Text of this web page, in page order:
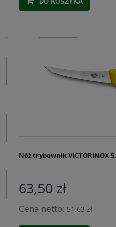
Nóż trybownik VICTORINOX
63,50 zł
Cena netto: 51,63 zł